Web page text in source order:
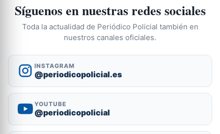
Síguenos en nuestras redes sociales
Toda la actualidad de Periódico Policial también en
nuestros canales oficiales.
INSTAGRAM
@periodicopolicial.es
YOUTUBE
@periodicopolicial